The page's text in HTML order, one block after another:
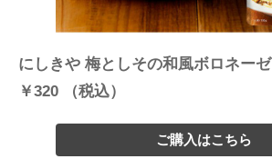
にしきや 梅としその和風ボロネーゼ
￥320 （税込）
ご購入はこちら